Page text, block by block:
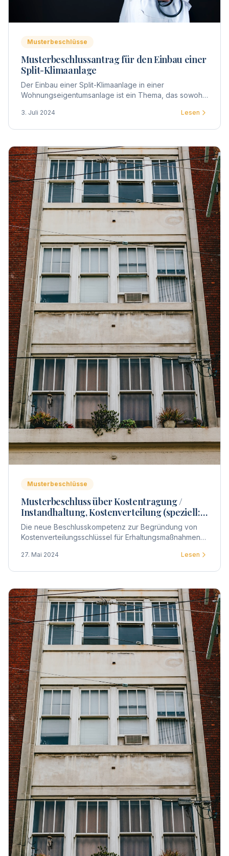
Musterbeschlüsse
Musterbeschlussantrag für den Einbau einer
Split-Klimaanlage
Der Einbau einer Split-Klimaanlage in einer
Wohnungseigentumsanlage ist ein Thema, das sowohl
3. Juli 2024 Lesen
Musterbeschlüsse
Musterbeschluss über Kostentragung /
Instandhaltung, Kostenverteilung (speziell:
Fenster, Balkon- u.
Wohnungseingangstüren)
Die neue Beschlusskompetenz zur Begründung von
Kostenverteilungsschlüssel für Erhaltungsmaßnahmen
Verteilung der Kosten einzelner Gebäudeteile zu
27. Mai 2024 Lesen